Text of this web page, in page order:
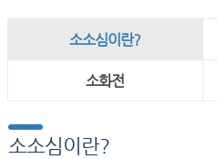
소소심이란?
소화전
소소심이란?